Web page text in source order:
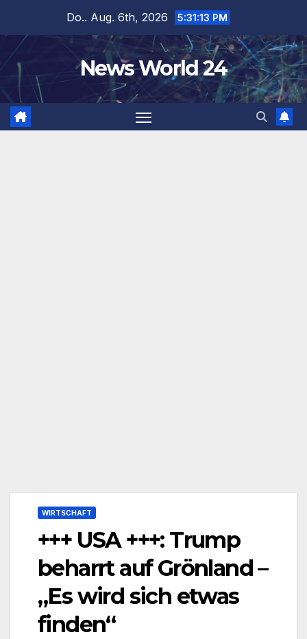
springen
Do.. Aug. 6th, 2026 5:31:14 PM
News World 24
WIRTSCHAFT
+++ USA +++: Trump
beharrt auf Grönland –
„Es wird sich etwas
finden“